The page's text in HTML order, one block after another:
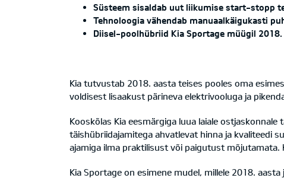
Süsteem sisaldab uut liikumise start-stopp
Tehnoloogia vähendab manuaalkäigukasti
Diisel-poolhübriid Kia Sportage müügil
Kia tutvustab 2018. aasta teises pooles oma
voldisest lisaakust pärineva elektrivooluga ja
Kooskõlas Kia eesmärgiga luua laiale
täishübriidajamitega ahvatlevat hinna ja kvaliteedi
ajamiga ilma praktilisust või paigutust
Kia Sportage on esimene mudel, millele 2018.